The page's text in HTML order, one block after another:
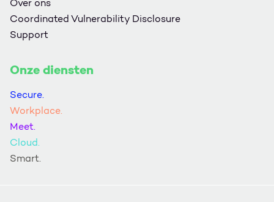
Over ons
Coordinated Vulnerability Disclosure
Support
Onze diensten
Secure.
Workplace.
Meet.
Cloud.
Smart.